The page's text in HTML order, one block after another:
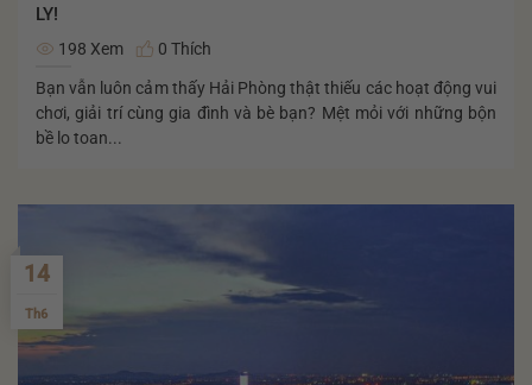
LY!
198 Xem 0 Thích
Bạn vẫn luôn cảm thấy Hải Phòng thật thiếu các hoạt động vui
chơi, giải trí cùng gia đình và bè bạn? Mệt mỏi với những bộn
bề lo toan...
14
Th6